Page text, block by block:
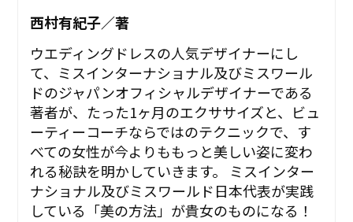
西村有紀子／著
ウエディングドレスの人気デザイナーにし
て、ミスインターナショナル及びミスワール
ドのジャパンオフィシャルデザイナーである
著者が、たった1ヶ月のエクササイズと、ビュ
ーティーコーチならではのテクニックで、す
べての女性が今よりももっと美しい姿に変わ
れる秘訣を明かしていきます。 ミスインター
ナショナル及びミスワールド日本代表が実践
している「美の方法」が貴女のものになる！